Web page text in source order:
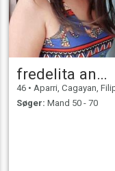
fredelita andaya
46 • Aparri, Cagayan,
Søger: Mand 50 - 70